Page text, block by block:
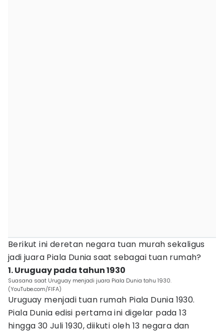
Berikut ini deretan negara tuan murah sekaligus
jadi juara Piala Dunia saat sebagai tuan rumah?
1. Uruguay pada tahun 1930
Suasana saat Uruguay menjadi juara Piala Dunia tahu 1930.
(YouTube.com/FIFA)
Uruguay menjadi tuan rumah Piala Dunia 1930.
Piala Dunia edisi pertama ini digelar pada 13
hingga 30 Juli 1930, diikuti oleh 13 negara dan